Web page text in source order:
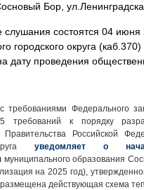
Бор,
состоятся 04
городского округа
дату проведения
с требованиями
требований к порядку
Правительства Российской
уведомляет
о
муниципального образования
на 2025 год),
размещена действующая схема